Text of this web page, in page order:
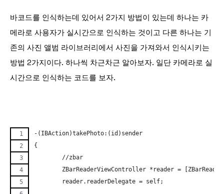
바코드를 인식하는데 있어서 2가지 방법이 있는데 하나는 카
메라로 사용자가 실시간으로 인식하는 것이고 다른 하나는 기
존의 사진 앨범 라이브러리에서 사진을 가져와서 인식시키는
방법 2가지이다. 하나씩 차근차근 알아보자. 일단 카메라로 실
시간으로 인식하는 코드를 보자.
-(IBAction)takePhoto:(id)sender
{
//zbar
ZBarReaderViewController *reader =
	reader.readerDelegate = self;